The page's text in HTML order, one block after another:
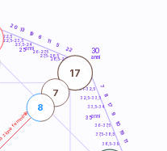
femminile
30
anni
22,5
22,5-23,5
23,5-24
26-27,5
27,5-28,5
28,5-29
31-32,5
32,5-33,5
33,5-34
36-37,5
37,5-38,5
38,5-39
20 13
19
6
11
5
22
7
8
17
9
10
19
11
17
7
8
25anni
35anni